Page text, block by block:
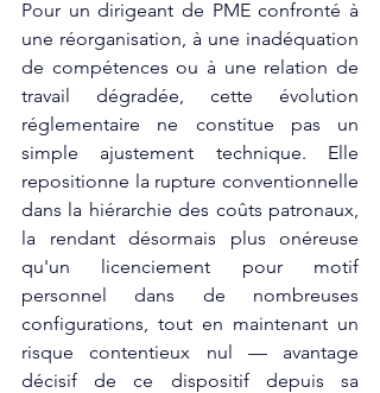
Pour un dirigeant de PME confronté à
une réorganisation, à une inadéquation
de compétences ou à une relation de
travail dégradée, cette évolution
réglementaire ne constitue pas un
simple ajustement technique. Elle
repositionne la rupture conventionnelle
dans la hiérarchie des coûts patronaux,
la rendant désormais plus onéreuse
qu'un licenciement pour motif
personnel dans de nombreuses
configurations, tout en maintenant un
risque contentieux nul — avantage
décisif de ce dispositif depuis sa